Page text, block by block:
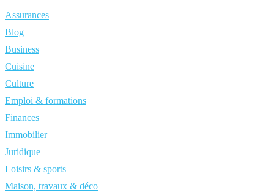
Assurances
Blog
Business
Cuisine
Culture
Emploi & formations
Finances
Immobilier
Juridique
Loisirs & sports
Maison, travaux & déco